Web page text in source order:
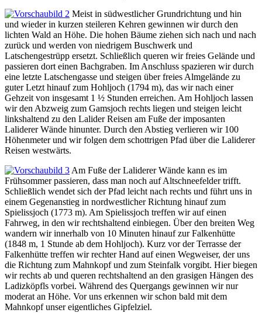
Meist in südwestlicher Grundrichtung und hin
und wieder in kurzen steileren Kehren gewinnen wir durch den
lichten Wald an Höhe. Die hohen Bäume ziehen sich nach und nach
zurück und werden von niedrigem Buschwerk und
Latschengestrüpp ersetzt. Schließlich queren wir freies Gelände und
passieren dort einen Bachgraben. Im Anschluss spazieren wir durch
eine letzte Latschengasse und steigen über freies Almgelände zu
guter Letzt hinauf zum Hohljoch (1794 m), das wir nach einer
Gehzeit von insgesamt 1 ½ Stunden erreichen. Am Hohljoch lassen
wir den Abzweig zum Gamsjoch rechts liegen und steigen leicht
linkshaltend zu den Lalider Reisen am Fuße der imposanten
Laliderer Wände hinunter. Durch den Abstieg verlieren wir 100
Höhenmeter und wir folgen dem schottrigen Pfad über die Laliderer
Reisen westwärts.
Am Fuße der Laliderer Wände kann es im
Frühsommer passieren, dass man noch auf Altschneefelder trifft.
Schließlich wendet sich der Pfad leicht nach rechts und führt uns in
einem Gegenanstieg in nordwestlicher Richtung hinauf zum
Spielissjoch (1773 m). Am Spielissjoch treffen wir auf einen
Fahrweg, in den wir rechtshaltend einbiegen. Über den breiten Weg
wandern wir innerhalb von 10 Minuten hinauf zur Falkenhütte
(1848 m, 1 Stunde ab dem Hohljoch). Kurz vor der Terrasse der
Falkenhütte treffen wir rechter Hand auf einen Wegweiser, der uns
die Richtung zum Mahnkopf und zum Steinfalk vorgibt. Hier biegen
wir rechts ab und queren rechtshaltend an den grasigen Hängen des
Ladizköpfls vorbei. Während des Quergangs gewinnen wir nur
moderat an Höhe. Vor uns erkennen wir schon bald mit dem
Mahnkopf unser eigentliches Gipfelziel.